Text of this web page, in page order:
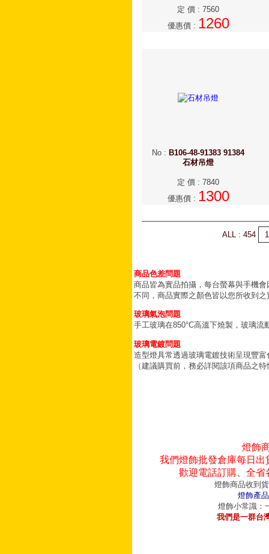
定 價 : 7560
優惠價: 1260
No : B106-48-91383 91384
石材吊燈
定 價 : 7840
優惠價: 1300
ALL : 454 1
商品色差問題
商品皆為實品拍攝，每台螢幕與手機
不同，商品實際之顏色皆以您所收到之
玻璃氣泡問題
手工玻璃在850°C高溫下燒製，玻璃
玻璃電鍍問題
造型燈具常透過玻璃電鍍技術呈現豐
（建議購買前，務必詳閱該項商品之
燈飾
我們燈飾批發倉庫每日
歡迎電話訂購、全
燈飾商品收到
燈飾產
燈飾小常識：
我們是一群台